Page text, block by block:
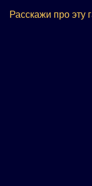
Расскажи про эту